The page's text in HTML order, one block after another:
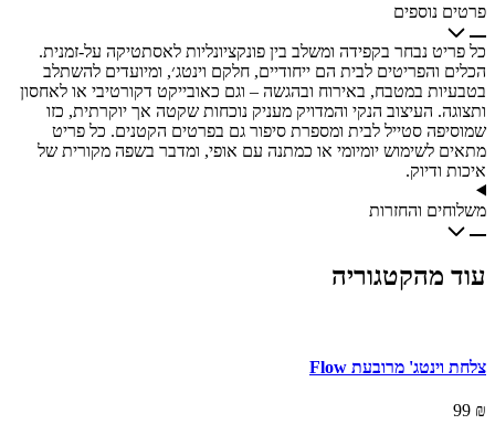
פרטים נוספים
כל פריט נבחר בקפידה ומשלב בין פונקציונליות לאסתטיקה על-זמנית.
הכלים והפריטים לבית הם ייחודיים, חלקם וינטג׳, ומיועדים להשתלב
בטבעיות במטבח, באירוח ובהגשה – וגם כאובייקט דקורטיבי או לאחסון
ותצוגה. העיצוב הנקי והמדויק מעניק נוכחות שקטה אך יוקרתית, כזו
שמוסיפה סטייל לבית ומספרת סיפור גם בפרטים הקטנים. כל פריט
מתאים לשימוש יומיומי או כמתנה עם אופי, ומדבר בשפה מקורית של
איכות ודיוק.
משלוחים והחזרות
עוד מהקטגוריה
צלחת וינטג' מרובעת Flow
99 ₪